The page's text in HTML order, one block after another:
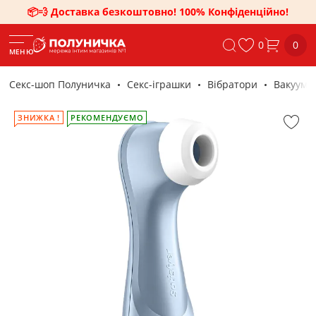
📦💨 Доставка безкоштовно! 100% Конфіденційно!
МЕНЮ 0 0
Секс-шоп Полуничка Секс-iграшки Вібратори
ЗНИЖКА ! РЕКОМЕНДУЄМО